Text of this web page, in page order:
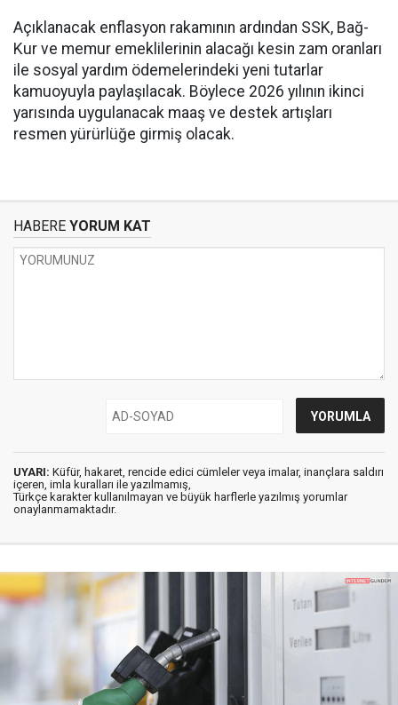
Açıklanacak enflasyon rakamının ardından SSK, Bağ-
Kur ve memur emeklilerinin alacağı kesin zam oranları
ile sosyal yardım ödemelerindeki yeni tutarlar
kamuoyuyla paylaşılacak. Böylece 2026 yılının ikinci
yarısında uygulanacak maaş ve destek artışları
resmen yürürlüğe girmiş olacak.
HABERE YORUM KAT
UYARI: Küfür, hakaret, rencide edici cümleler veya imalar, inançlara saldırı
içeren, imla kuralları ile yazılmamış,
Türkçe karakter kullanılmayan ve büyük harflerle yazılmış yorumlar
onaylanmamaktadır.